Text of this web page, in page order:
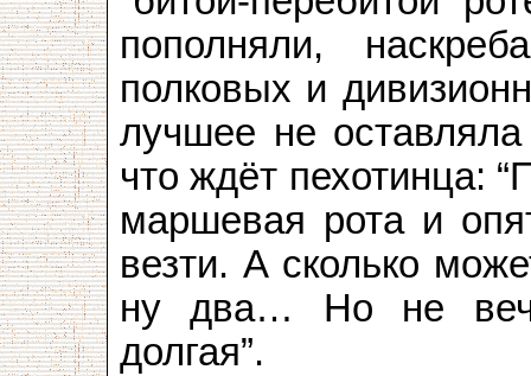
пополняли,
полковых и
лучшее не
что ждёт пехотинца:
маршевая рота и
везти. А сколько
ну два… Но не
долгая”.